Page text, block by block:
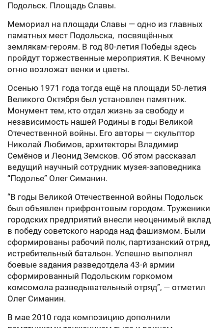
Подольск. Площадь Славы.
Мемориал на площади Славы — одно из главных
паматных мест Подольска, посвящённых
землякам-героям. В год 80-летия Победы здесь
пройдут торжественные мероприятия. К Вечному
огню возложат венки и цветы.
Осенью 1971 года тогда ещё на площади 50-летия
Великого Октября был установлен памятник.
Монумент тем, кто отдал жизнь за свободу и
независимость нашей Родины в годы Великой
Отечественной войны. Его авторы — скульптор
Николай Любимов, архитекторы Владимир
Семёнов и Леонид Земсков. Об этом рассказал
ведущий научный сотрудник музея-заповедника
“Подолье” Олег Симанин.
“В годы Великой Отечественной войны Подольск
был объявлен прифронтовым городом. Труженики
городских предприятий внесли неоценимый вклад
в победу советского народа над фашизмом. Были
сформированы рабочий полк, партизанский отряд,
истребительный батальон. Успешно выполнял
боевые задания разведотдела 43-й армии
сформированный Подольским горкомом
комсомола разведывательный отряд”, — отметил
Олег Симанин.
В мае 2010 года композицию дополнили